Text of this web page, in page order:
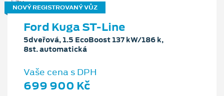
NOVÝ REGISTROVANÝ VŮZ
Ford Kuga ST-Line
5dveřová, 1.5 EcoBoost 137 kW/186 k,
8st. automatická
Vaše cena s DPH
699 900 Kč